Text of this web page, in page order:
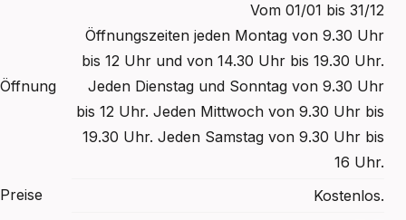
Öffnung
Vom 01/01 bis 31/12
Öffnungszeiten jeden Montag von 9.30 Uhr
bis 12 Uhr und von 14.30 Uhr bis 19.30 Uhr.
Jeden Dienstag und Sonntag von 9.30 Uhr
bis 12 Uhr. Jeden Mittwoch von 9.30 Uhr bis
19.30 Uhr. Jeden Samstag von 9.30 Uhr bis
16 Uhr.
Preise
Kostenlos.